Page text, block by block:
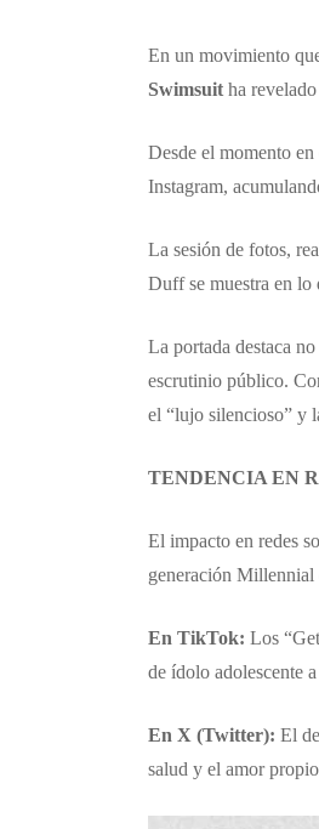
En un movimiento
Swimsuit ha
Desde el momento
Instagram,
La sesión de fotos,
Duff se muestra en lo
La portada destaca
escrutinio público.
el “lujo silencioso” y
TENDENCIA EN
El impacto en redes
generación
En TikTok: Los
de ídolo adolescente
En X (Twitter): El
salud y el amor